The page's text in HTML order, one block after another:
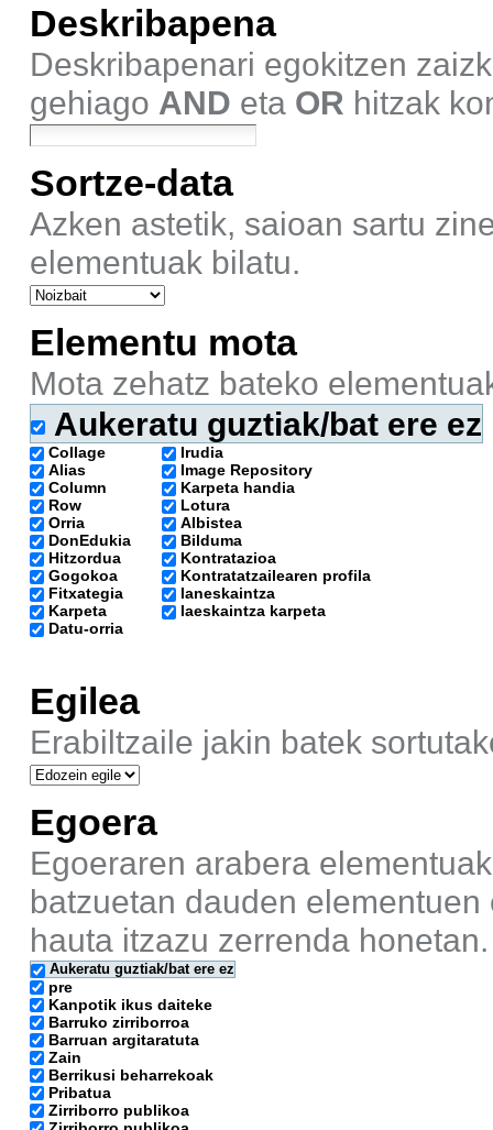
Deskribapena
Deskribapenari egokitzen
gehiago AND eta OR hitzak
Sortze-data
Azken astetik, saioan sartu
elementuak bilatu.
Elementu mota
Mota zehatz bateko
Aukeratu guztiak/bat ere ez
Collage
Alias
Column
Row
Orria
DonEdukia
Hitzordua
Gogokoa
Fitxategia
Karpeta
Datu-orria
Irudia
Image Repository
Karpeta handia
Lotura
Albistea
Bilduma
Kontratazioa
Kontratatzailearen profila
laneskaintza
laeskaintza karpeta
Egilea
Erabiltzaile jakin batek
Egoera
Egoeraren arabera
batzuetan dauden
hauta itzazu zerrenda honetan.
Aukeratu guztiak/bat ere ez
pre
Kanpotik ikus daiteke
Barruko zirriborroa
Barruan argitaratuta
Zain
Berrikusi beharrekoak
Pribatua
Zirriborro publikoa